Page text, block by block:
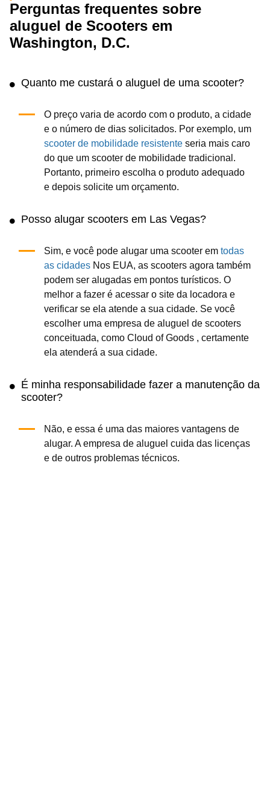
Perguntas frequentes sobre
aluguel de Scooters em
Washington, D.C.
Quanto me custará o aluguel de uma scooter?
O preço varia de acordo com o produto, a cidade
e o número de dias solicitados. Por exemplo, um
scooter de mobilidade resistente seria mais caro
do que um scooter de mobilidade tradicional.
Portanto, primeiro escolha o produto adequado
e depois solicite um orçamento.
Posso alugar scooters em Las Vegas?
Sim, e você pode alugar uma scooter em todas
as cidadesNos EUA, as scooters agora também
podem ser alugadas em pontos turísticos. O
melhor a fazer é acessar o site da locadora e
verificar se ela atende a sua cidade. Se você
escolher uma empresa de aluguel de scooters
conceituada, como Cloud of Goods , certamente
ela atenderá a sua cidade.
É minha responsabilidade fazer a manutenção da
scooter?
Não, e essa é uma das maiores vantagens de
alugar. A empresa de aluguel cuida das licenças
e de outros problemas técnicos.